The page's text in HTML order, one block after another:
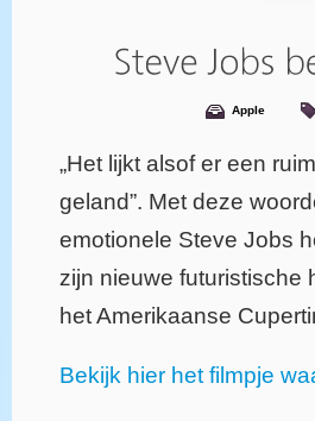
Apple
„Het lijkt alsof er een
geland”. Met deze
emotionele Steve Jobs
zijn nieuwe futuristische
het Amerikaanse
Bekijk hier het filmpje